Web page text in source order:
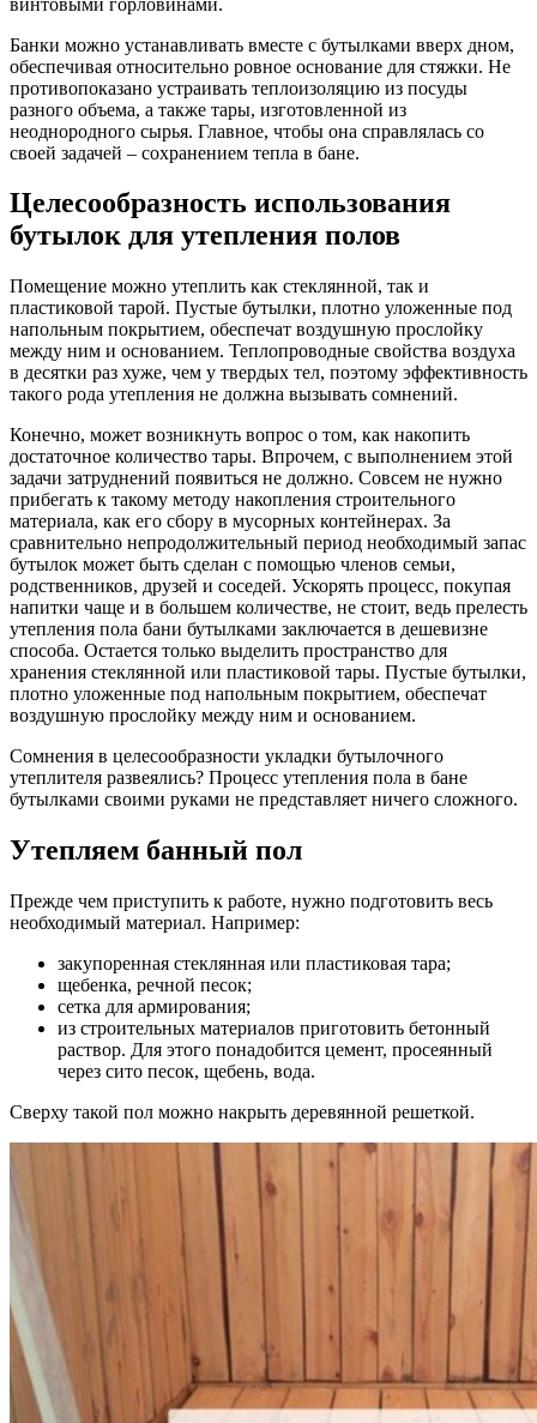
Банки можно устанавливать вместе с бутылками вверх дном,
обеспечивая относительно ровное основание для стяжки. Не
противопоказано устраивать теплоизоляцию из посуды
разного объема, а также тары, изготовленной из
неоднородного сырья. Главное, чтобы она справлялась со
своей задачей – сохранением тепла в бане.
Целесообразность использования
бутылок для утепления полов
Помещение можно утеплить как стеклянной, так и
пластиковой тарой. Пустые бутылки, плотно уложенные под
напольным покрытием, обеспечат воздушную прослойку
между ним и основанием. Теплопроводные свойства воздуха
в десятки раз хуже, чем у твердых тел, поэтому эффективность
такого рода утепления не должна вызывать сомнений.
Конечно, может возникнуть вопрос о том, как накопить
достаточное количество тары. Впрочем, с выполнением этой
задачи затруднений появиться не должно. Совсем не нужно
прибегать к такому методу накопления строительного
материала, как его сбору в мусорных контейнерах. За
сравнительно непродолжительный период необходимый запас
бутылок может быть сделан с помощью членов семьи,
родственников, друзей и соседей. Ускорять процесс, покупая
напитки чаще и в большем количестве, не стоит, ведь прелесть
утепления пола бани бутылками заключается в дешевизне
способа. Остается только выделить пространство для
хранения стеклянной или пластиковой тары. Пустые бутылки,
плотно уложенные под напольным покрытием, обеспечат
воздушную прослойку между ним и основанием.
Сомнения в целесообразности укладки бутылочного
утеплителя развеялись? Процесс утепления пола в бане
бутылками своими руками не представляет ничего сложного.
Утепляем банный пол
Прежде чем приступить к работе, нужно подготовить весь
необходимый материал. Например:
закупоренная стеклянная или пластиковая тара;
щебенка, речной песок;
сетка для армирования;
из строительных материалов приготовить бетонный
раствор. Для этого понадобится цемент, просеянный
через сито песок, щебень, вода.
Сверху такой пол можно накрыть деревянной решеткой.